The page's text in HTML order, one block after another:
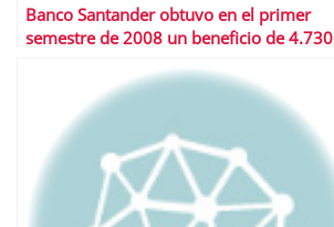
Banco Santander obtuvo en el primer
semestre de 2008 un beneficio de 4.730